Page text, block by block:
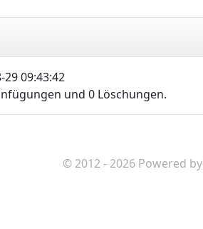
09:43:42
und 0 Löschungen.
© 2012 - 2026 Powered by